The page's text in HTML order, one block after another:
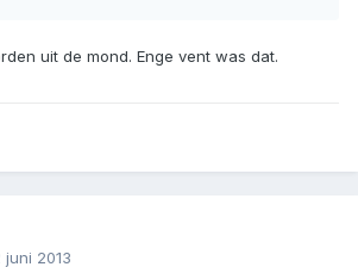
uit de mond. Enge vent was dat.
juni 2013